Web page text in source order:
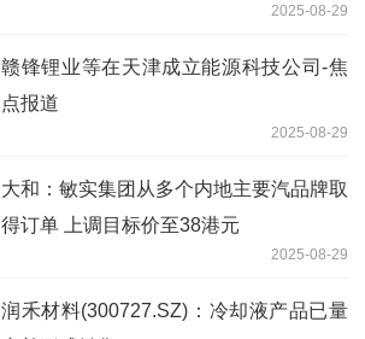
2025-08-29
赣锋锂业等在天津成立能源科技公司-焦
点报道
2025-08-29
大和：敏实集团从多个内地主要汽品牌取
得订单 上调目标价至38港元
2025-08-29
润禾材料(300727.SZ)：冷却液产品已量